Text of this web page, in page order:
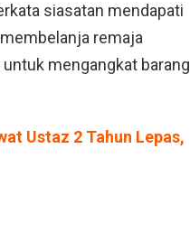
siasatan mendapati
remaja
mengangkat barang
Ustaz 2 Tahun Lepas,